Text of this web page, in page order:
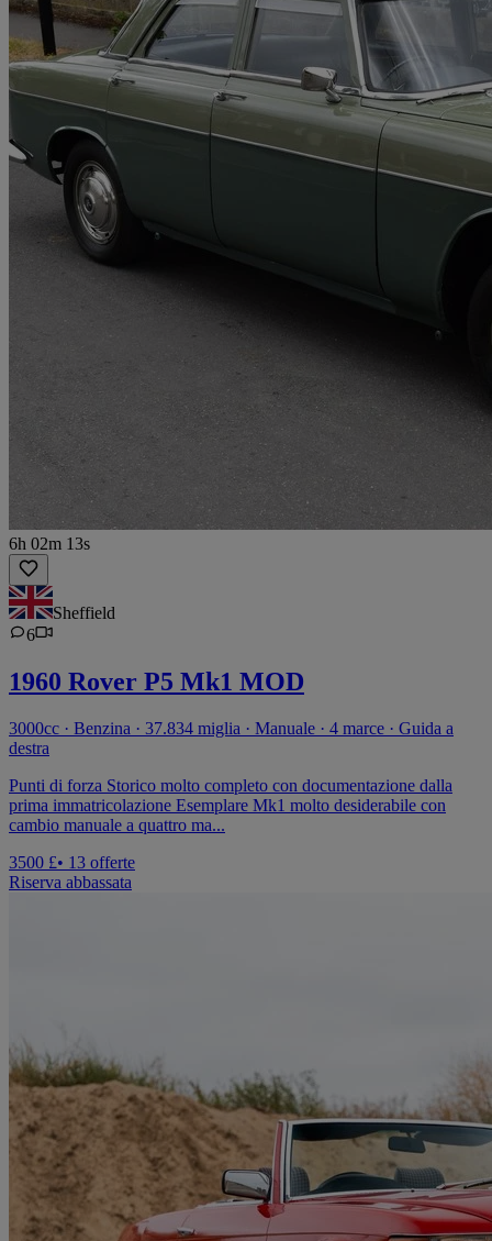
6h 02m 13s
Sheffield
6
1960 Rover P5 Mk1 MOD
3000cc · Benzina · 37.834 miglia · Manuale · 4 marce · Guida a
destra
Punti di forza Storico molto completo con documentazione dalla
prima immatricolazione Esemplare Mk1 molto desiderabile con
cambio manuale a quattro ma...
3500 £• 13 offerte
Riserva abbassata